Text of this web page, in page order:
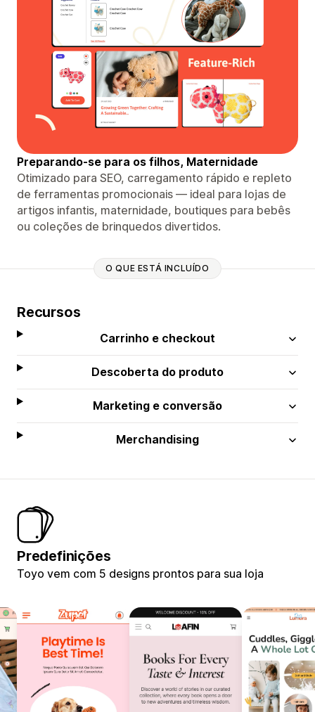
Preparando-se para os filhos, Maternidade
Otimizado para SEO, carregamento rápido e repleto
de ferramentas promocionais — ideal para lojas de
artigos infantis, maternidade, boutiques para bebês
ou coleções de brinquedos divertidos.
O QUE ESTÁ INCLUÍDO
Recursos
Carrinho e checkout
Descoberta do produto
Marketing e conversão
Merchandising
Predefinições
Toyo vem com 5 designs prontos para sua loja